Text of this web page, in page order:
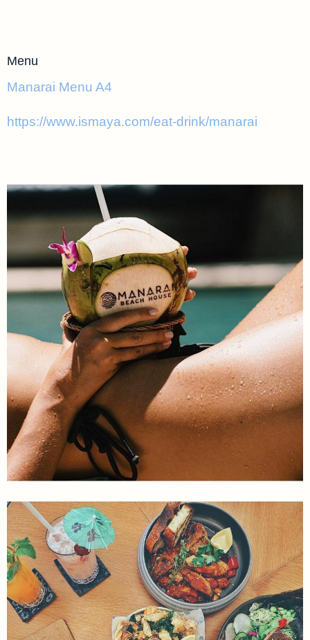
Menu
Manarai Menu A4
https://www.ismaya.com/eat-drink/manarai